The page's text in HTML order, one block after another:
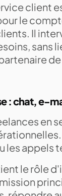
client
le
Il
sans
: chat, e-
en
les appels
le rôle